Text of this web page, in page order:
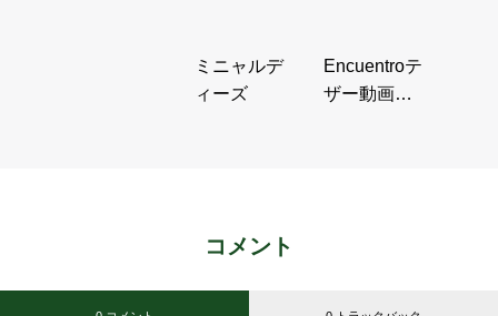
ミニャルデ
ィーズ
Encuentroテ
ザー動画紹
コメント